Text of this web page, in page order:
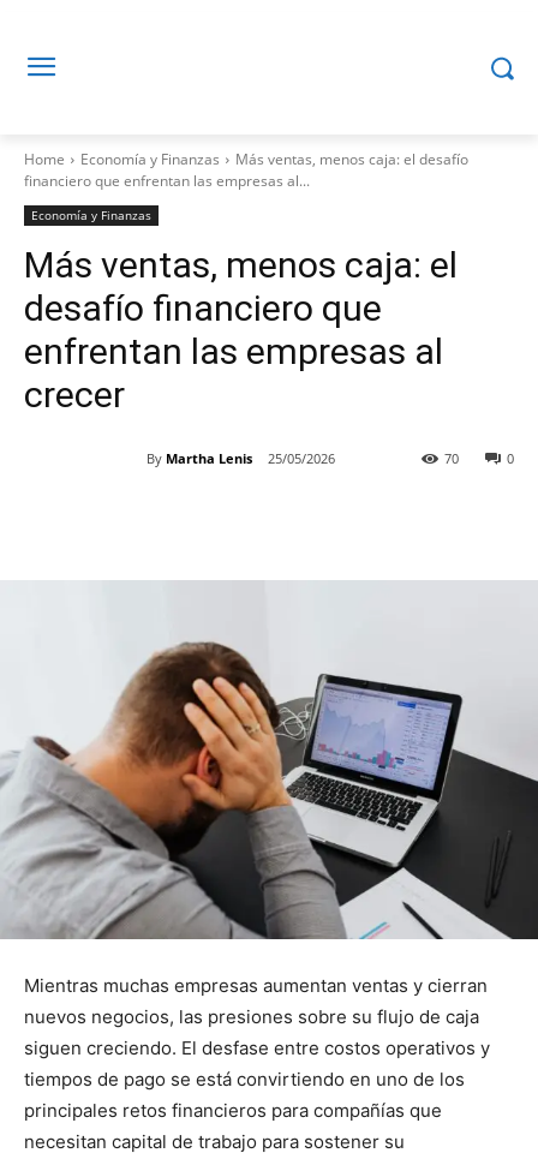
Home Economía y Finanzas
Más ventas, menos caja: el desafío
financiero que enfrentan las empresas al...
Economía y Finanzas
Más ventas, menos caja: el
desafío financiero que
enfrentan las empresas al
crecer
By Martha Lenis 25/05/2026 0
70
Mientras muchas empresas aumentan ventas y cierran
nuevos negocios, las presiones sobre su flujo de caja
siguen creciendo. El desfase entre costos operativos y
tiempos de pago se está convirtiendo en uno de los
principales retos financieros para compañías que
necesitan capital de trabajo para sostener su